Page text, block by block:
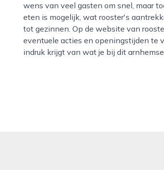
wens van veel gasten om snel, maar
eten is mogelijk, wat rooster's
tot gezinnen. Op de website van
eventuele acties en openingstijden te
indruk krijgt van wat je bij dit